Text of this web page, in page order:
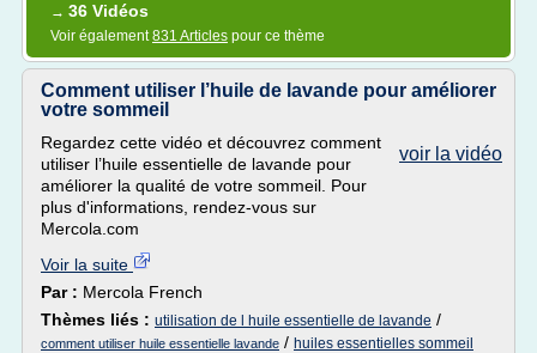
→ 36 Vidéos
Voir également831 Articles pour ce thème
Comment utiliser l’huile de lavande pour améliorer
votre sommeil
voir la vidéo
Regardez cette vidéo et découvrez comment
utiliser l’huile essentielle de lavande pour
améliorer la qualité de votre sommeil. Pour
plus d'informations, rendez-vous sur
Mercola.com
Voir la suite
Par : Mercola French
Thèmes liés : utilisation de l huile essentielle de lavande /
comment utiliser huile essentielle lavande / huiles essentielles sommeil